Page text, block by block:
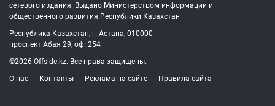
сетевого издания. Выдано Министерством информации и
общественного развития Республики Казахстан
Республика Казахстан, г. Астана, 010000
проспект Абая 29, оф. 254
©2026 Offside.kz. Все права защищены.
О нас
Контакты Реклама на сайте Правила сайта